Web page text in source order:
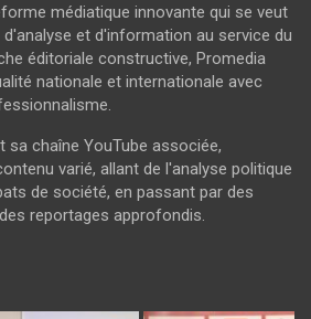
médiatique innovante qui se veut
et d'information au service du
éditoriale constructive, Promedia
nationale et internationale avec
sa chaîne YouTube associée,
varié, allant de l'analyse politique
de société, en passant par des
reportages approfondis.